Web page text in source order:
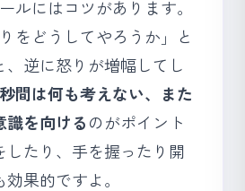
ルにはコツがあります。
をどうしてやろうか」と
逆に怒りが増幅してし
間は何も考えない、また
識を向けるのがポイント
したり、手を握ったり開
果的ですよ。